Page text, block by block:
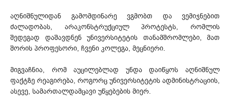
აღნიშნულიდან გამომდინარე ვგმობთ და ვემიჯნებით
ძალადობას, არაკონსტრუქციულ პროტესტს, რომლის
შედეგად დაშავდნენ უნივერსიტეტის თანამშრომლები, მათ
შორის პროფესორი, ჩვენი კოლეგა, მეცნიერი.
მიგვაჩნია, რომ აუცილებლად უნდა დაიწყოს აღნიშნულ
ფაქტზე რეაგირება, როგორც უნივერსიტეტის ადმინისტრაციის,
ასევე, სამართალდამცავი უწყებების მიერ.